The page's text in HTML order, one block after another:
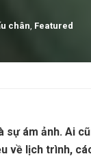
chân Featured
sự ám ảnh. Ai
về lịch trình,